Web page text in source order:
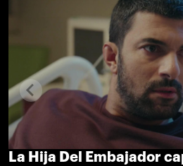
La Hija Del Embajador